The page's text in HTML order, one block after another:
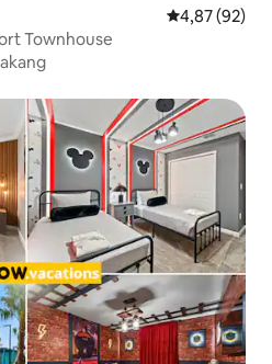
Nilai rata-rata
4,87 (92)
Townhouse